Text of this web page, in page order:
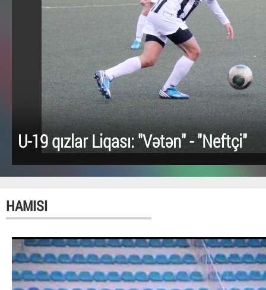
U-19 qızlar Liqası: "Vətən" - "Neftçi"
HAMISI